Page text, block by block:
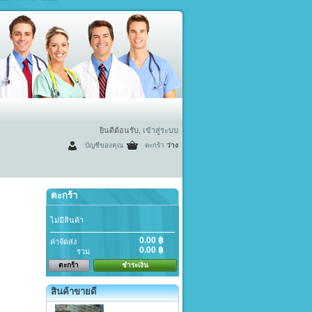
ยินดีต้อนรับ, เข้าสู่ระบบ
ตะกร้า ว่าง
บัญชีของคุณ
ตะกร้า
ไม่มีสินค้า
ค่าจัดส่ง 0.00 ฿
รวม 0.00 ฿
ตะกร้า ชำระเงิน
สินค้าขายดี